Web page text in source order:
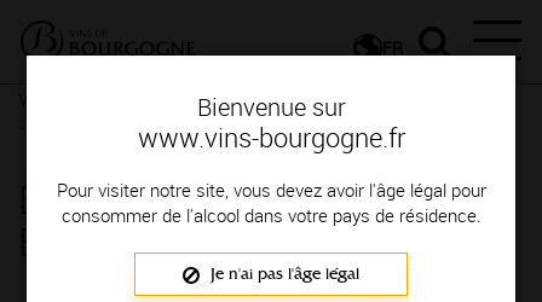
Bienvenue sur
www.vins-bourgogne.fr
Pour visiter notre site, vous devez avoir l'âge légal pour
consommer de l'alcool dans votre pays de résidence.
Je n'ai pas l'âge légal
FR
Femmes et hommes passionnés
DOMAINE HUGUENOT PÈRE
ET FILS
Région de production : COTE DE NUITS